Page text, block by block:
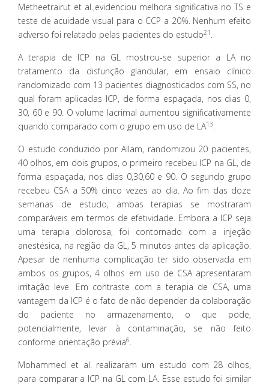
Metheetrairut et al.,evidenciou melhora significativa no TS e
teste de acuidade visual para o CCP a 20%. Nenhum efeito
adverso foi relatado pelas pacientes do estudo21 .
A terapia de ICP na GL mostrou-se superior a LA no
tratamento da disfunção glandular, em ensaio clínico
randomizado com 13 pacientes diagnosticados com SS, no
qual foram aplicadas ICP, de forma espaçada, nos dias 0,
30, 60 e 90. O volume lacrimal aumentou significativamente
quando comparado com o grupo em uso de LA13.
O estudo conduzido por Allam, randomizou 20 pacientes,
40 olhos, em dois grupos, o primeiro recebeu ICP na GL, de
forma espaçada, nos dias 0,30,60 e 90. O segundo grupo
recebeu CSA a 50% cinco vezes ao dia. Ao fim das doze
semanas de estudo, ambas terapias se mostraram
comparáveis em termos de efetividade. Embora a ICP seja
uma terapia dolorosa, foi contornado com a injeção
anestésica, na região da GL, 5 minutos antes da aplicação.
Apesar de nenhuma complicação ter sido observada em
ambos os grupos, 4 olhos em uso de CSA apresentaram
irritação leve. Em contraste com a terapia de CSA, uma
vantagem da ICP é o fato de não depender da colaboração
do paciente no armazenamento, o que pode,
potencialmente, levar à contaminação, se não feito
conforme orientação prévia6.
Mohammed et al. realizaram um estudo com 28 olhos,
para comparar a ICP na GL com LA. Esse estudo foi similar